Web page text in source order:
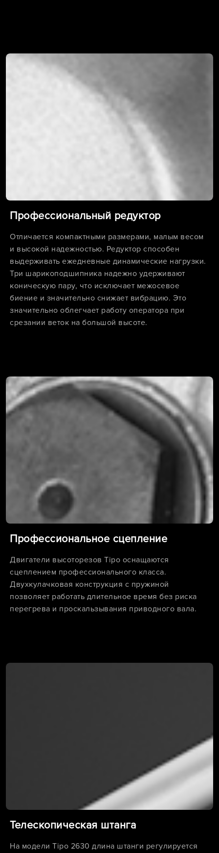
Профессиональный редуктор
Отличается компактными размерами, малым весом
и высокой надежностью. Редуктор способен
выдерживать ежедневные динамические нагрузки.
Три шарикоподшипника надежно удерживают
коническую пару, что исключает межосевое
биение и значительно снижает вибрацию. Это
значительно облегчает работу оператора при
срезании веток на большой высоте.
Профессиональное сцепление
Двигатели высоторезов Tipo оснащаются
сцеплением профессионального класса.
Двухкулачковая конструкция с пружиной
позволяет работать длительное время без риска
перегрева и проскальзывания приводного вала.
Телескопическая штанга
На модели Tipo 2630 длина штанги регулируется